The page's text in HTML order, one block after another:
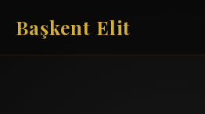
Başkent Elit